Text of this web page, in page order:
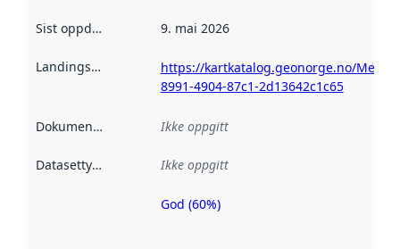
Sist oppdatert 9. mai 2026
Landingsside
https://kartkatalog.geonorge.no/
8991-4904-87c1-2d13642c1c65
Dokumentasjon Ikke oppgitt
Datasettype Ikke oppgitt
Metadatakvalitet
God (60%)